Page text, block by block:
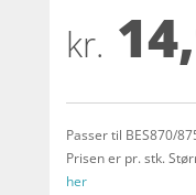
på
kundebedø
kr.
Passer til BES870/
Prisen er pr. stk.
her